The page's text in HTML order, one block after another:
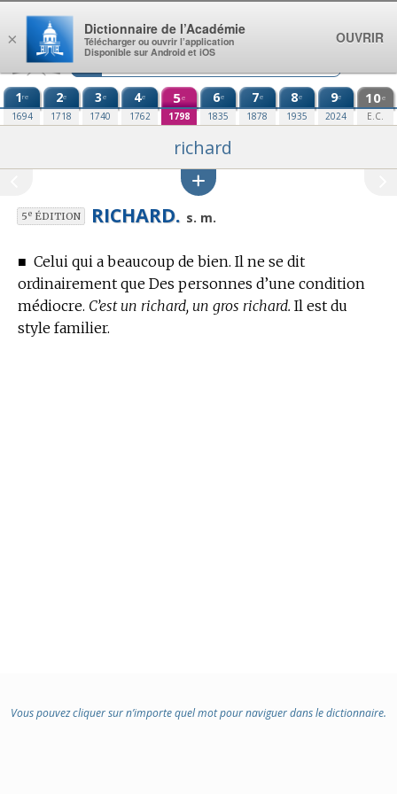
Aller au contenu
1re
1694
2e
1718
3e
1740
4e
1762
5e
1798
6e
1835
7e
1878
8e
1935
9e
2024
10e
E.C.
richard
5eÉDITION RICHARD. s. m.
■ Celui qui a beaucoup de bien. Il ne se dit
ordinairement que Des personnes d’une condition
médiocre. C’est un richard, un gros richard. Il est du
style familier.
Vous pouvez cliquer sur n’importe quel mot pour naviguer dans le dictionnaire.
×
Dictionnaire de l’Académie
Télécharger ou ouvrir l’application
Disponible sur Android et iOS
OUVRIR